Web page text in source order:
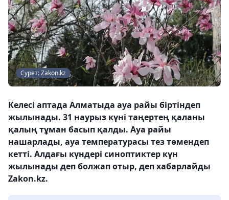
Сурет: Zakon.kz
Келесі аптада Алматыда ауа райы біртіндеп
жылынады. 31 наурыз күні таңертең қаланы
қалың тұман басып қалды. Ауа райы
нашарлады, ауа температурасы тез төмендеп
кетті. Алдағы күндері синоптиктер күн
жылынады деп болжап отыр, деп хабарлайды
Zakon.kz.